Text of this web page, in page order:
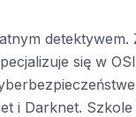
detektywem.
się w
i Darknet.